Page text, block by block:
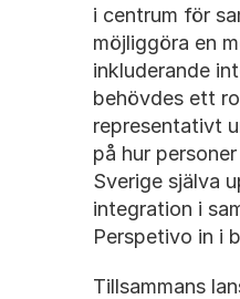
i centrum för
möjliggöra en
inkluderande
behövdes ett
representativt
på hur
Sverige själva
integration i
Perspetivo in i
Tillsammans